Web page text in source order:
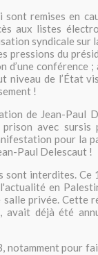
remises en
aux listes
syndicale sur
pressions du
conférence ;
niveau de l’État
!
de Jean-Paul
avec sursis
pour la
Paul Delescaut !
sont interdites.
en
salle privée. Cette
avait déjà été
pour